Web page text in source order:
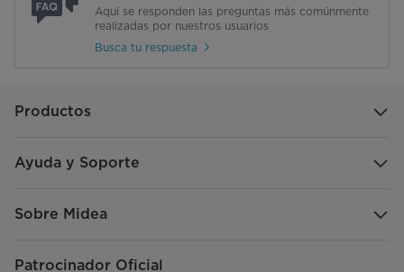
Aquí se responden las preguntas más comúnmente
realizadas por nuestros usuarios
Busca tu respuesta
Productos
Ayuda y Soporte
Sobre Midea
Patrocinador Oficial